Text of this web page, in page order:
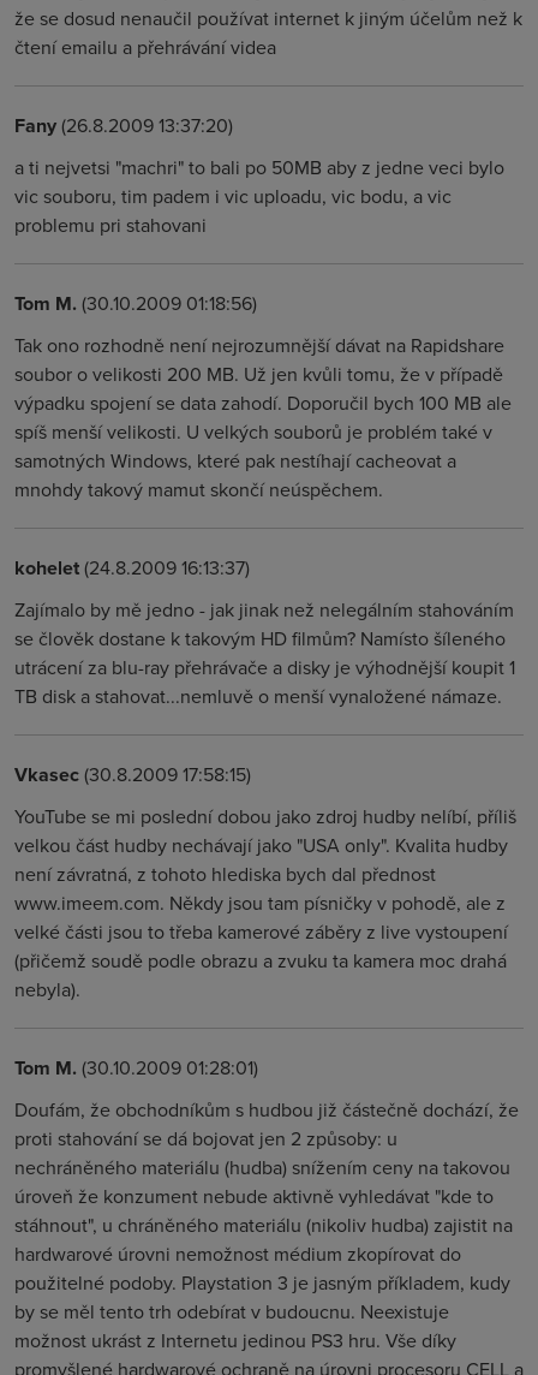
že se dosud nenaučil používat internet k jiným účelům než k
čtení emailu a přehrávání videa
Fany(26.8.2009 13:37:20)
a ti nejvetsi "machri" to bali po 50MB aby z jedne veci bylo
vic souboru, tim padem i vic uploadu, vic bodu, a vic
problemu pri stahovani
Tom M. (30.10.2009 01:18:56)
Tak ono rozhodně není nejrozumnější dávat na Rapidshare
soubor o velikosti 200 MB. Už jen kvůli tomu, že v případě
výpadku spojení se data zahodí. Doporučil bych 100 MB ale
spíš menší velikosti. U velkých souborů je problém také v
samotných Windows, které pak nestíhají cacheovat a
mnohdy takový mamut skončí neúspěchem.
kohelet(24.8.2009 16:13:37)
Zajímalo by mě jedno - jak jinak než nelegálním stahováním
se člověk dostane k takovým HD filmům? Namísto šíleného
utrácení za blu-ray přehrávače a disky je výhodnější koupit 1
TB disk a stahovat...nemluvě o menší vynaložené námaze.
Vkasec(30.8.2009 17:58:15)
YouTube se mi poslední dobou jako zdroj hudby nelíbí, příliš
velkou část hudby nechávají jako "USA only". Kvalita hudby
není závratná, z tohoto hlediska bych dal přednost
www.imeem.com. Někdy jsou tam písničky v pohodě, ale z
velké části jsou to třeba kamerové záběry z live vystoupení
(přičemž soudě podle obrazu a zvuku ta kamera moc drahá
nebyla).
Tom M. (30.10.2009 01:28:01)
Doufám, že obchodníkům s hudbou již částečně dochází, že
proti stahování se dá bojovat jen 2 způsoby: u
nechráněného materiálu (hudba) snížením ceny na takovou
úroveň že konzument nebude aktivně vyhledávat "kde to
stáhnout", u chráněného materiálu (nikoliv hudba) zajistit na
hardwarové úrovni nemožnost médium zkopírovat do
použitelné podoby. Playstation 3 je jasným příkladem, kudy
by se měl tento trh odebírat v budoucnu. Neexistuje
možnost ukrást z Internetu jedinou PS3 hru. Vše díky
promyšlené hardwarové ochraně na úrovni procesoru CELL a